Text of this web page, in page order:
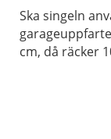
Ska singeln
cm, då räcker